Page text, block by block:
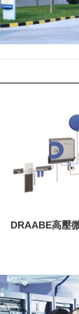
DRAABE高壓